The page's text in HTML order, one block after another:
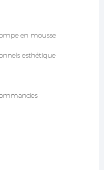
en mousse
esthétique